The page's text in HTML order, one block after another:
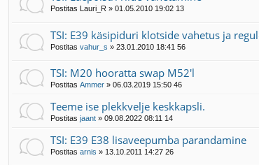
Postitas Lauri_R » 01.05.2010 19:02 13
TSI: E39 käsipiduri klotside vahetus ja
Postitas vahur_s » 23.01.2010 18:41 56
TSI: M20 hooratta swap M52'l
Postitas Ammer » 06.03.2019 15:50 46
Teeme ise plekkvelje keskkapsli.
Postitas jaant » 09.08.2022 08:11 14
TSI: E39 E38 lisaveepumba parandamine
Postitas arnis » 13.10.2011 14:27 26